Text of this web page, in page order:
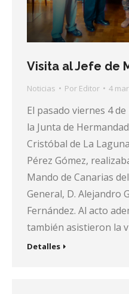
Visita al Jefe de
Noticias Por Editor 4
El pasado viernes 4
la Junta de
Cristóbal de La
Pérez Gómez,
Mando de Canarias
General, D. Alejandro
Fernández. Al acto
también asistieron la
Detalles